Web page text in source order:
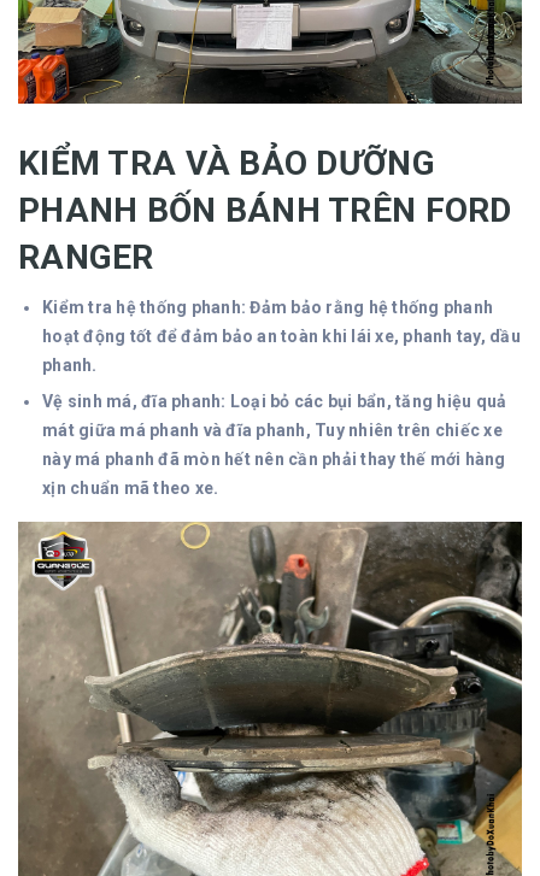
KIỂM TRA VÀ BẢO DƯỠNG
PHANH BỐN BÁNH TRÊN FORD
RANGER
Kiểm tra hệ thống phanh: Đảm bảo rằng hệ thống phanh
hoạt động tốt để đảm bảo an toàn khi lái xe, phanh tay, dầu
phanh.
Vệ sinh má, đĩa phanh: Loại bỏ các bụi bẩn, tăng hiệu quả
mát giữa má phanh và đĩa phanh, Tuy nhiên trên chiếc xe
này má phanh đã mòn hết nên cần phải thay thế mới hàng
xịn chuẩn mã theo xe.